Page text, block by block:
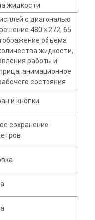
жидкости
с диагональю
480 × 272, 65
объема
жидкости,
работы и
анимационное
состояния
и кнопки
сохранение